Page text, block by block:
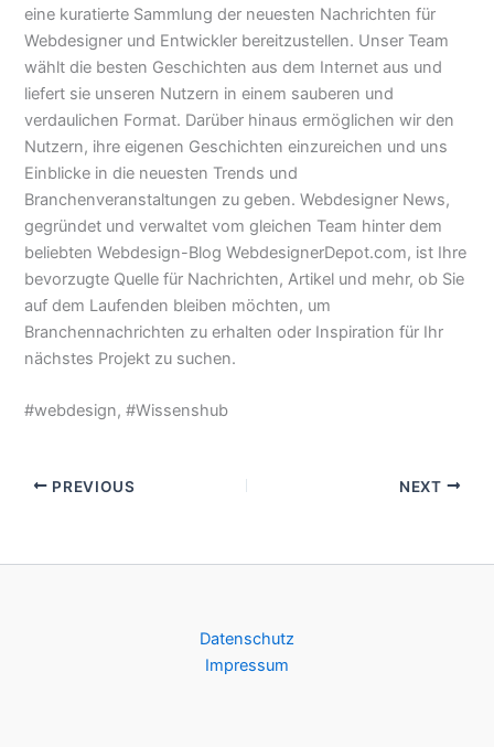
eine kuratierte Sammlung der neuesten Nachrichten für
Webdesigner und Entwickler bereitzustellen. Unser Team
wählt die besten Geschichten aus dem Internet aus und
liefert sie unseren Nutzern in einem sauberen und
verdaulichen Format. Darüber hinaus ermöglichen wir den
Nutzern, ihre eigenen Geschichten einzureichen und uns
Einblicke in die neuesten Trends und
Branchenveranstaltungen zu geben. Webdesigner News,
gegründet und verwaltet vom gleichen Team hinter dem
beliebten Webdesign-Blog WebdesignerDepot.com, ist Ihre
bevorzugte Quelle für Nachrichten, Artikel und mehr, ob Sie
auf dem Laufenden bleiben möchten, um
Branchennachrichten zu erhalten oder Inspiration für Ihr
nächstes Projekt zu suchen.
#webdesign, #Wissenshub
PREVIOUS NEXT
Datenschutz
Impressum